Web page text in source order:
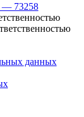
— 73258
данных